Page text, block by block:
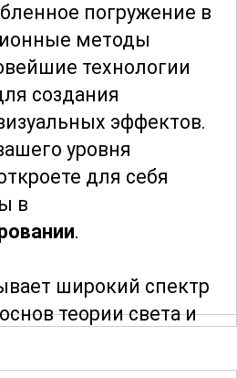
погружение в
методы
технологии
создания
эффектов.
уровня
для себя
в
.
широкий спектр
теории света и
многослойного